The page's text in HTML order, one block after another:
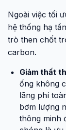
Ngoài việc tối
hệ thống hạ
trò then chốt
carbon.
Giảm thất
ống không
lãng phí
bơm lượng
thông minh